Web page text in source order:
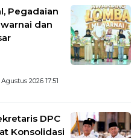
Pegadaian
dan
2026 17:51
DPC
Konsolidasi